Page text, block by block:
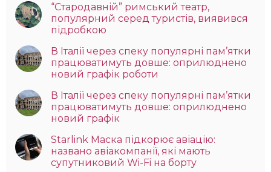
“Стародавній” римський театр,
популярний серед туристів, виявився
підробкою
В Італії через спеку популярні пам’ятки
працюватимуть довше: оприлюднено
новий графік роботи
В Італії через спеку популярні пам’ятки
працюватимуть довше: оприлюднено
новий графік
Starlink Маска підкорює авіацію:
названо авіакомпанії, які мають
супутниковий Wi-Fi на борту